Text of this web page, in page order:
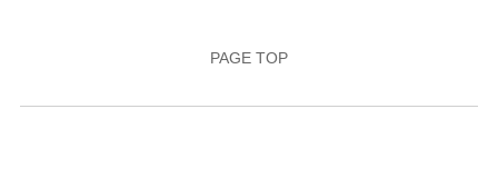
録や，決済に関する情報を当社の提携先（情報提供元，
いいます。）などから収集することがあります。
PAGE TOP